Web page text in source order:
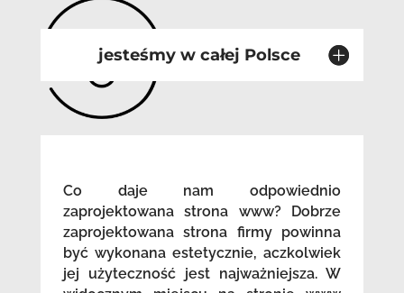
jesteśmy w całej Polsce
Co daje nam odpowiednio
zaprojektowana strona www? Dobrze
zaprojektowana strona firmy powinna
być wykonana estetycznie, aczkolwiek
jej użyteczność jest najważniejsza. W